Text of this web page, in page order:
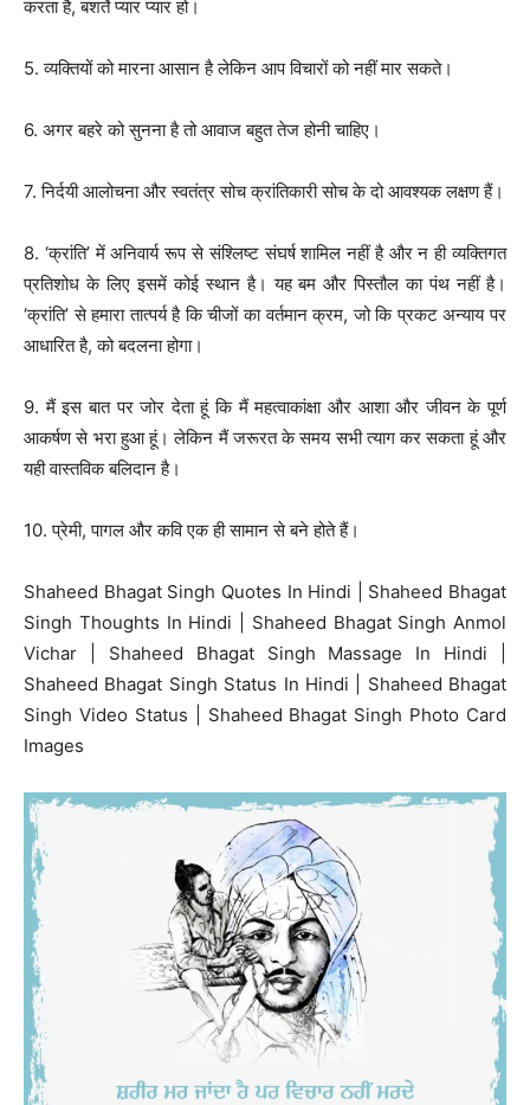
करता है, बशर्ते प्यार प्यार हो।
5. व्यक्तियों को मारना आसान है लेकिन आप विचारों को नहीं मार सकते।
6. अगर बहरे को सुनना है तो आवाज बहुत तेज होनी चाहिए।
7. निर्दयी आलोचना और स्वतंत्र सोच क्रांतिकारी सोच के दो आवश्यक लक्षण हैं।
8. ‘क्रांति’ में अनिवार्य रूप से संश्लिष्ट संघर्ष शामिल नहीं है और न ही व्यक्तिगत
प्रतिशोध के लिए इसमें कोई स्थान है। यह बम और पिस्तौल का पंथ नहीं है।
‘क्रांति’ से हमारा तात्पर्य है कि चीजों का वर्तमान क्रम, जो कि प्रकट अन्याय पर
आधारित है, को बदलना होगा।
9. मैं इस बात पर जोर देता हूं कि मैं महत्वाकांक्षा और आशा और जीवन के पूर्ण
आकर्षण से भरा हुआ हूं। लेकिन मैं जरूरत के समय सभी त्याग कर सकता हूं और
यही वास्तविक बलिदान है।
10. प्रेमी, पागल और कवि एक ही सामान से बने होते हैं।
Shaheed Bhagat Singh Quotes In Hindi | Shaheed Bhagat
Singh Thoughts In Hindi | Shaheed Bhagat Singh Anmol
Vichar | Shaheed Bhagat Singh Massage In Hindi |
Shaheed Bhagat Singh Status In Hindi | Shaheed Bhagat
Singh Video Status | Shaheed Bhagat Singh Photo Card
Images